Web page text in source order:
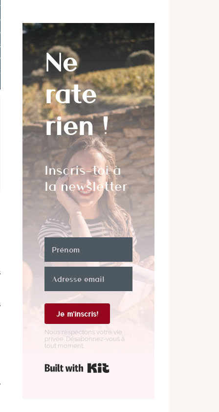
Ne
rate
rien !
Inscris-toi à
la newsletter
Je m'inscris!
Nous respectons votre vie
privée. Désabonnez-vous à
tout moment.